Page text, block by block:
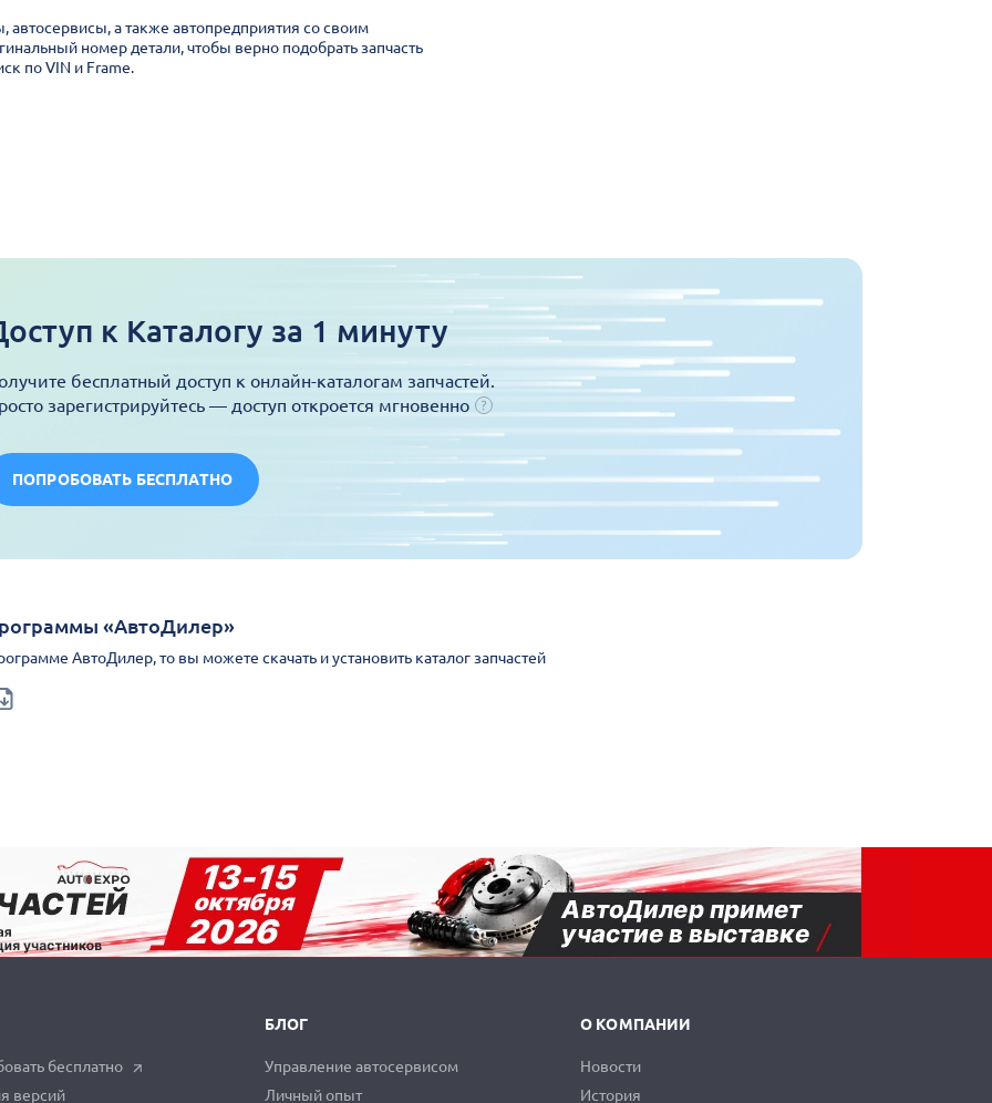
автосервисы, а также автопредприятия со своим
номер детали, чтобы верно подобрать запчасть
по VIN и Frame.
к Каталогу за 1 минуту
бесплатный доступ к онлайн-каталогам запчастей.
зарегистрируйтесь — доступ откроется мгновенно
ПОПРОБОВАТЬ БЕСПЛАТНО
«АвтоДилер»
АвтоДилер, то вы можете скачать и установить каталог запчастей
бесплатно
версий
БЛОГ
Управление автосервисом
Личный опыт
О КОМПАНИИ
Новости
История